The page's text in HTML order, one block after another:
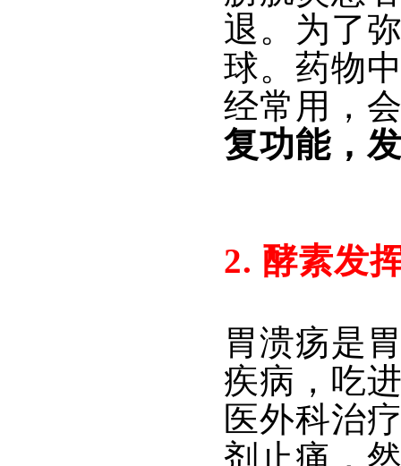
退。为了
球。药物
经常用，
复功能，
2. 酵素发
胃溃疡是
疾病，吃
医外科治
剂止痛，